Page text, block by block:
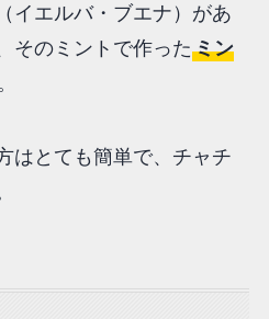
イエルバ・ブエナ）があ
そのミントで作ったミン
はとても簡単で、チャチ